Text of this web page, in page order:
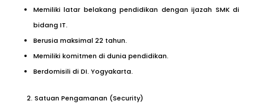
Memiliki latar belakang pendidikan dengan ijazah SMK di
bidang IT.
Berusia maksimal 22 tahun.
Memiliki komitmen di dunia pendidikan.
Berdomisili di DI. Yogyakarta.
2. Satuan Pengamanan (Security)